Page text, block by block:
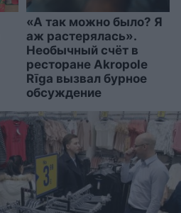
«А так можно было? Я
аж растерялась».
Необычный счёт в
ресторане Akropole
Rīga вызвал бурное
обсуждение